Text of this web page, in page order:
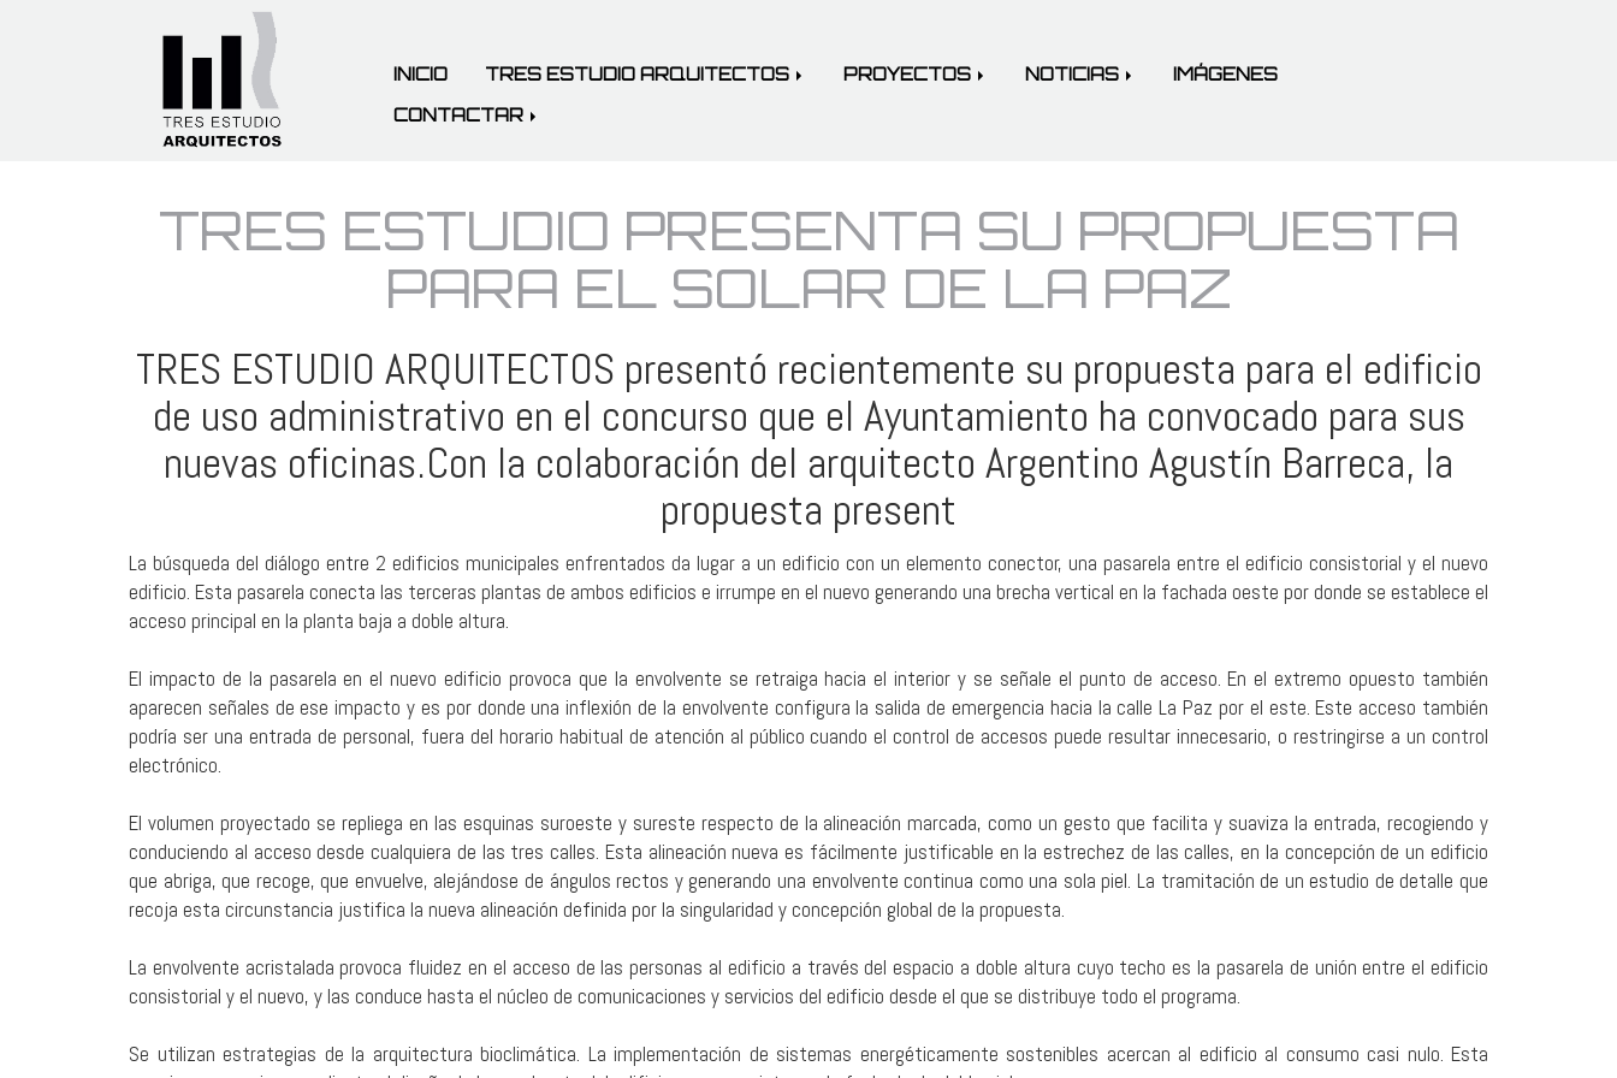
INICIO TRES ESTUDIO ARQUITECTOS PROYECTOS NOTICIAS
IMÁGENES
CONTACTAR
TRES ESTUDIO PRESENTA SU PROPUESTA
PARA EL SOLAR DE LA PAZ
TRES ESTUDIO ARQUITECTOS presentó recientemente su propuesta para el edificio
de uso administrativo en el concurso que el Ayuntamiento ha convocado para sus
nuevas oficinas.Con la colaboración del arquitecto Argentino Agustín Barreca, la
propuesta present
La búsqueda del diálogo entre 2 edificios municipales enfrentados da lugar a un edificio con un elemento conector, una pasarela entre el edificio consistorial y el nuevo
edificio. Esta pasarela conecta las terceras plantas de ambos edificios e irrumpe en el nuevo generando una brecha vertical en la fachada oeste por donde se establece el
acceso principal en la planta baja a doble altura.
El impacto de la pasarela en el nuevo edificio provoca que la envolvente se retraiga hacia el interior y se señale el punto de acceso. En el extremo opuesto también
aparecen señales de ese impacto y es por donde una inflexión de la envolvente configura la salida de emergencia hacia la calle La Paz por el este. Este acceso también
podría ser una entrada de personal, fuera del horario habitual de atención al público cuando el control de accesos puede resultar innecesario, o restringirse a un control
electrónico.
El volumen proyectado se repliega en las esquinas suroeste y sureste respecto de la alineación marcada, como un gesto que facilita y suaviza la entrada, recogiendo y
conduciendo al acceso desde cualquiera de las tres calles. Esta alineación nueva es fácilmente justificable en la estrechez de las calles, en la concepción de un edificio
que abriga, que recoge, que envuelve, alejándose de ángulos rectos y generando una envolvente continua como una sola piel. La tramitación de un estudio de detalle que
recoja esta circunstancia justifica la nueva alineación definida por la singularidad y concepción global de la propuesta.
La envolvente acristalada provoca fluidez en el acceso de las personas al edificio a través del espacio a doble altura cuyo techo es la pasarela de unión entre el edificio
consistorial y el nuevo, y las conduce hasta el núcleo de comunicaciones y servicios del edificio desde el que se distribuye todo el programa.
Se utilizan estrategias de la arquitectura bioclimática. La implementación de sistemas energéticamente sostenibles acercan al edificio al consumo casi nulo. Esta